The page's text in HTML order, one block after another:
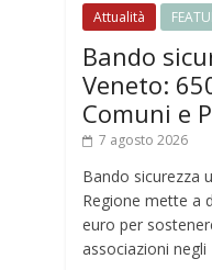
Attualità
Bando
Veneto:
Comuni e
7 agosto 2026
Bando sicurezza
Regione mette a
euro per
associazioni negli